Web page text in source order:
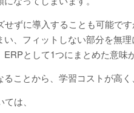
せずに導入することも可能で
い、フィットしない部分を無
として1つにまとめた意味
ことから、学習コストが高
は、